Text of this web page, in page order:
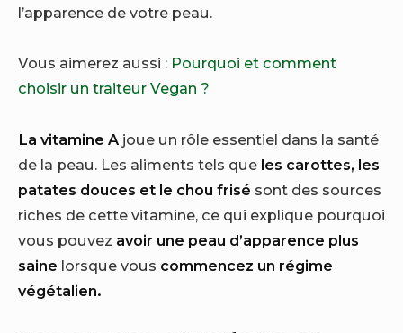
l’apparence de votre peau.
Vous aimerez aussi : Pourquoi et comment
choisir un traiteur Vegan ?
La vitamine A joue un rôle essentiel dans la santé
de la peau. Les aliments tels que les carottes, les
patates douces et le chou frisé sont des sources
riches de cette vitamine, ce qui explique pourquoi
vous pouvez avoir une peau d’apparence plus
saine lorsque vous commencez un régime
végétalien.